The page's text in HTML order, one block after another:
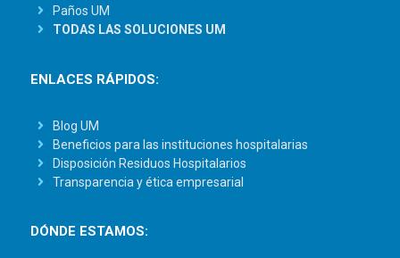
Paños UM
TODAS LAS SOLUCIONES UM
ENLACES RÁPIDOS:
Blog UM
Beneficios para las instituciones hospitalarias
Disposición Residuos Hospitalarios
Transparencia y ética empresarial
DÓNDE ESTAMOS: